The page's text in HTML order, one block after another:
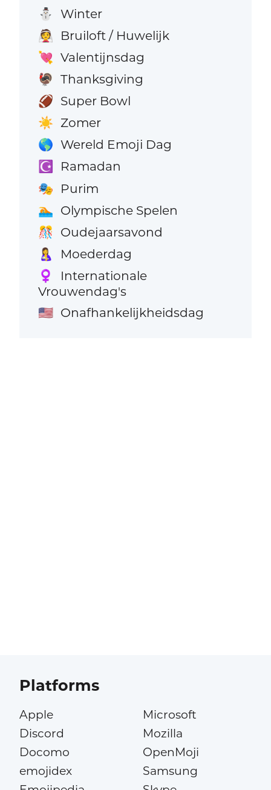
⛄ Winter
👰 Bruiloft / Huwelijk
💘 Valentijnsdag
🦃 Thanksgiving
🏈 Super Bowl
☀️ Zomer
🌎 Wereld Emoji Dag
☪️ Ramadan
🎭 Purim
🏊 Olympische Spelen
🎊 Oudejaarsavond
🤱 Moederdag
♀️
Internationale
Vrouwendag's
🇺🇸 Onafhankelijkheidsdag
Platforms
Apple
Discord
Docomo
emojidex
Microsoft
Mozilla
OpenMoji
Samsung